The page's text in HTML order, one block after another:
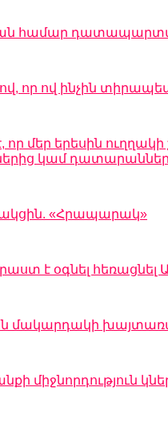
համար
որ ով ինչին
երեսին ուղղակի
կամ
«Հրապարակ»
է օգնել հեռացնել
մակարդակի
միջնորդություն